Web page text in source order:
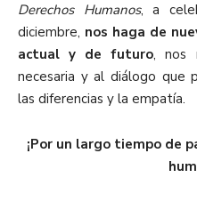
Derechos Humanos, a
diciembre, nos haga de
actual y de futuro, nos
necesaria y al diálogo que
las diferencias y la empatía.
¡Por un largo tiempo de